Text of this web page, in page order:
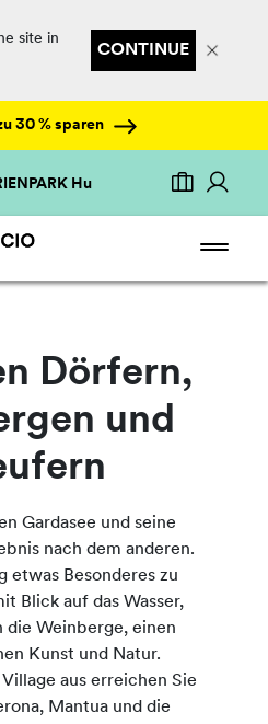
site in
CONTINUE
30 % sparen
Hu
Dörfern,
und
Gardasee und seine
nach dem anderen.
etwas Besonderes zu
Blick auf das Wasser,
die Weinberge, einen
Kunst und Natur.
aus erreichen Sie
Mantua und die